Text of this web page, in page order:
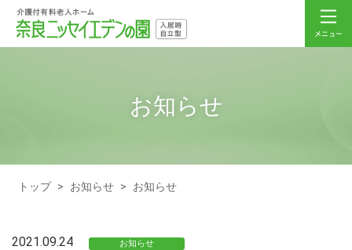
お知らせ
トップ > お知らせ > お知らせ
2021.09.24 お知らせ